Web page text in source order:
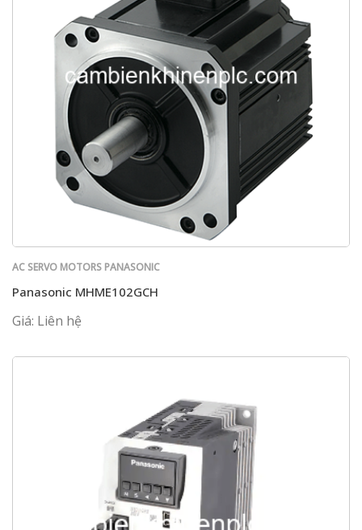
AC SERVO MOTORS PANASONIC
Panasonic MHME102GCH
Giá: Liên hệ